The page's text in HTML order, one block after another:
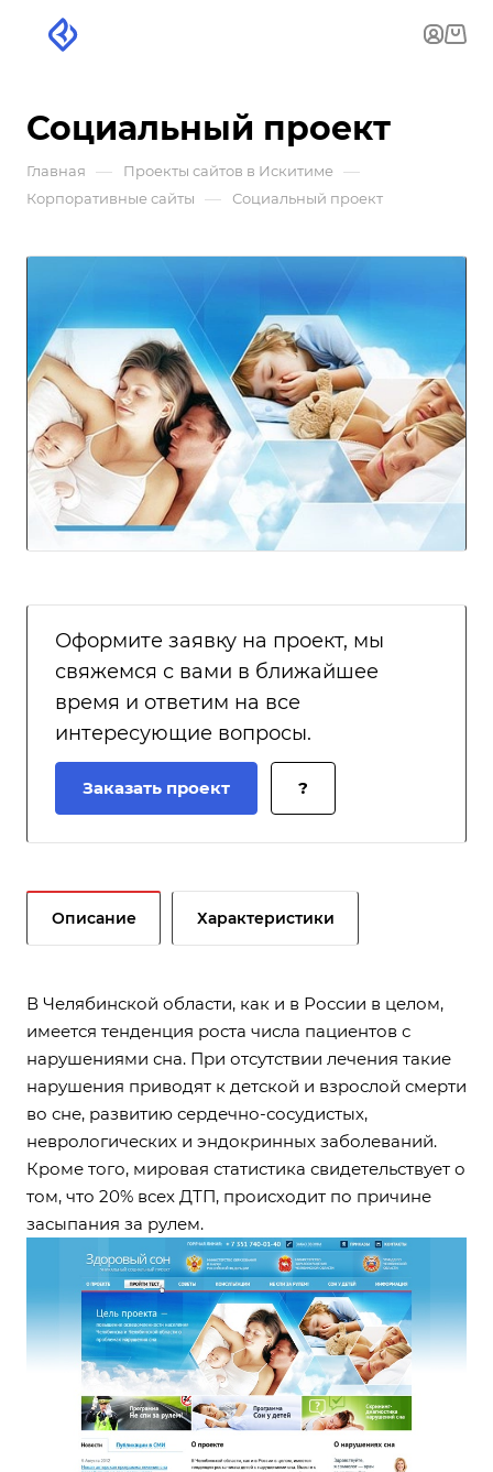
Социальный проект
Главная — Проекты сайтов в Искитиме —
Корпоративные сайты — Социальный проект
Оформите заявку на проект, мы
свяжемся с вами в ближайшее
время и ответим на все
интересующие вопросы.
Заказать проект ?
Описание Характеристики
В Челябинской области, как и в России в целом,
имеется тенденция роста числа пациентов с
нарушениями сна. При отсутствии лечения такие
нарушения приводят к детской и взрослой смерти
во сне, развитию сердечно-сосудистых,
неврологических и эндокринных заболеваний.
Кроме того, мировая статистика свидетельствует о
том, что 20% всех ДТП, происходит по причине
засыпания за рулем.